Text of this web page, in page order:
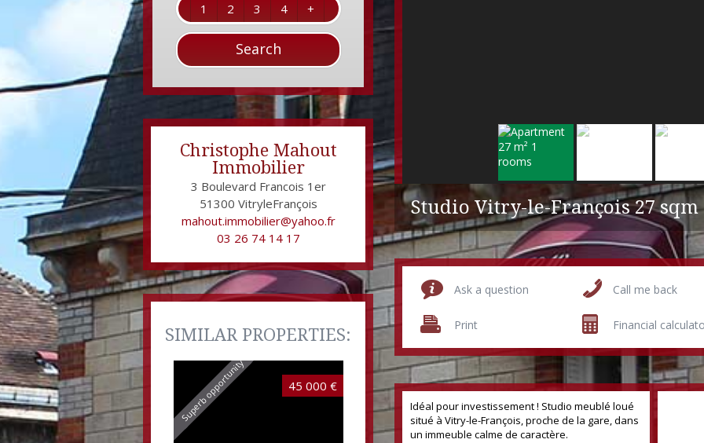
1 2 3 4 +
Christophe Mahout
Immobilier
3 Boulevard Francois 1er
51300 VitryleFrançois
mahout.immobilier@yahoo.fr
03 26 74 14 17
SIMILAR PROPERTIES:
Superb opportunity 45 000 €
Studio Vitry-le-François27 sqm
Ask a question Call me back
Print Financial
Idéal pour investissement ! Studio meublé loué
situé à Vitry-le-François, proche de la gare, dans
un immeuble calme de caractère.